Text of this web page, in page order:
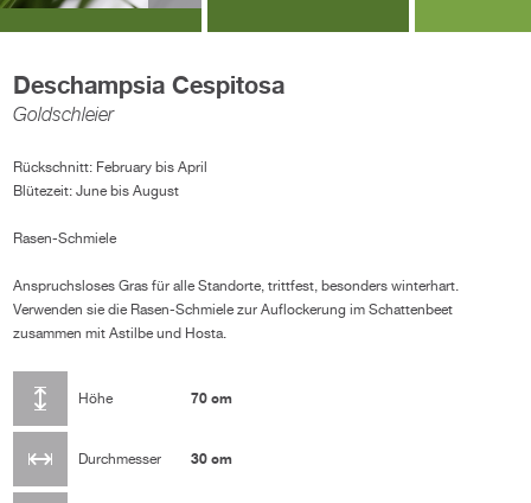
Deschampsia Cespitosa
Goldschleier
Rückschnitt: February bis April
Blütezeit: June bis August
Rasen-Schmiele
Anspruchsloses Gras für alle Standorte, trittfest, besonders winterhart.
Verwenden sie die Rasen-Schmiele zur Auflockerung im Schattenbeet
zusammen mit Astilbe und Hosta.
Höhe 70 cm
Durchmesser 30 cm